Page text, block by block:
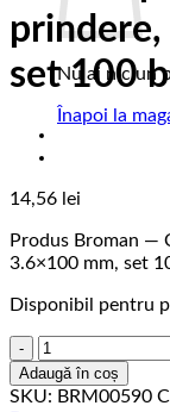
Nu ai niciun
Înapoi la
set 100
14,56 lei
Produs Broman —
3.6×100 mm, set
Disponibil pentru
Cantitate
Coliere
plastic/soricei
Adaugă în coș
SKU: BRM00590